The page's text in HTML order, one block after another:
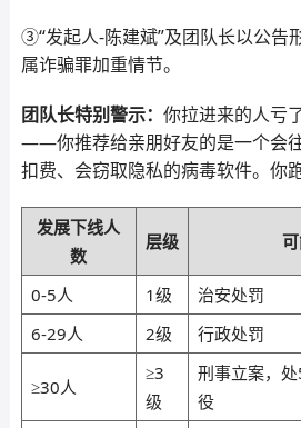
③“发起人-陈建斌”及团队长以公告
属诈骗罪加重情节。
团队长特别警示： 你拉进来的人亏
——你推荐给亲朋好友的是一个会
扣费、会窃取隐私的病毒软件。你
发展下线人
数
层级
0-5人 1级
治安处罚
6-29人
2级 行政处罚
≥30人
≥3
级
刑事立案，
役